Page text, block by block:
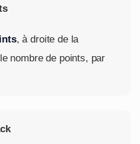
, à droite de la
nombre de points, par